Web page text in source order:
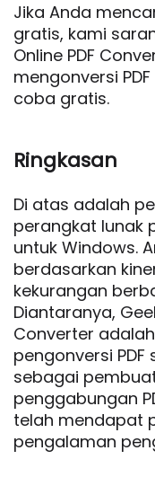
Jika Anda
gratis, kami
Online PDF
mengonversi
coba gratis.
Ringkasan
Di atas adalah
perangkat lunak
untuk Windows.
berdasarkan
kekurangan
Diantaranya,
Converter
pengonversi
sebagai pembuat
penggabungan
telah mendapat
pengalaman